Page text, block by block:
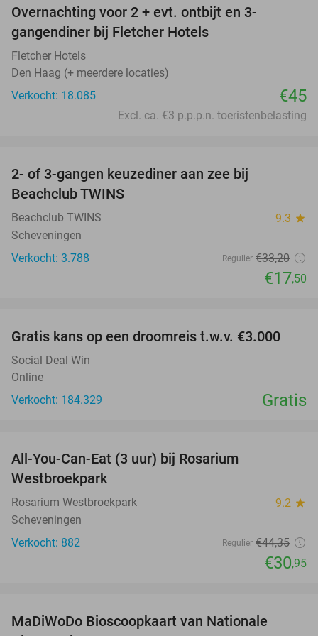
Overnachting voor 2 + evt. ontbijt en 3-
gangendiner bij Fletcher Hotels
Fletcher Hotels
Den Haag (+ meerdere locaties)
Verkocht: 18.085
€45
Excl. ca. €3 p.p.p.n. toeristenbelasting
2- of 3-gangen keuzediner aan zee bij
Beachclub TWINS
Beachclub TWINS 9.3 star
Scheveningen
Verkocht: 3.788
Regulier €33,20
€17,50
Gratis kans op een droomreis t.w.v. €3.000
Social Deal Win
Online
Verkocht: 184.329
Gratis
All-You-Can-Eat (3 uur) bij Rosarium
Westbroekpark
Rosarium Westbroekpark 9.2 star
Scheveningen
Verkocht: 882
Regulier €44,35
€30,95
MaDiWoDo Bioscoopkaart van Nationale